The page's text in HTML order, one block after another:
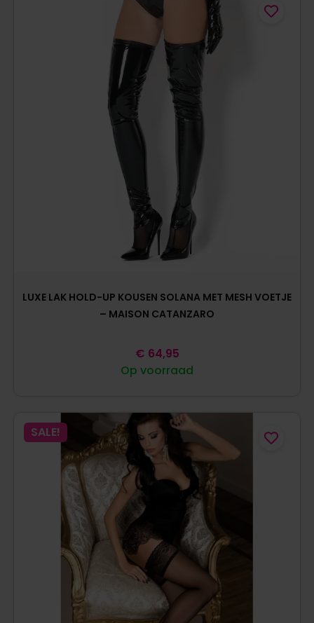
LUXE LAK HOLD-UP KOUSEN SOLANA MET MESH VOETJE
– MAISON CATANZARO
Op voorraad
€ 64,95
SALE!